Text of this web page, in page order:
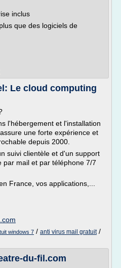
inclus
que des logiciels de
Le cloud computing
l'hébergement et l'installation
une forte expérience et
depuis 2000.
suivi clientèle et d'un support
par mail et par téléphone 7/7
France, vos applications,...
windows 7 / anti virus mail gratuit/
du-fil.com